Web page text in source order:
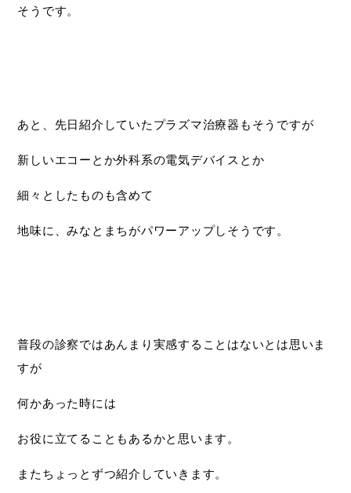
そうです。
あと、先日紹介していたプラズマ治療器もそうですが
新しいエコーとか外科系の電気デバイスとか
細々としたものも含めて
地味に、みなとまちがパワーアップしそうです。
普段の診察ではあんまり実感することはないとは思いま
すが
何かあった時には
お役に立てることもあるかと思います。
またちょっとずつ紹介していきます。